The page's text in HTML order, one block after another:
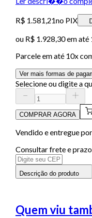
R$ 1.581,21no PIX
ou R$ 1.928,30em até
Parcele em até 10x
Ver mais formas de
Selecione ou digite a
COMPRAR AGORA
Vendido e entregue
Consultar frete e prazo
Descrição do produto
Quem viu